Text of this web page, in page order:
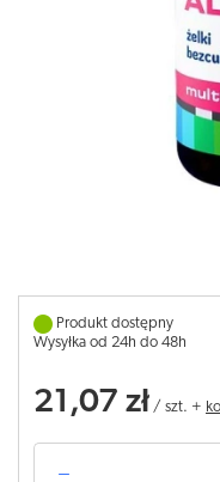
Produkt dostępny
Wysyłka od 24h do 48h
21,07 zł / szt. +